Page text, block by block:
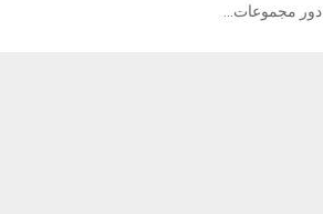
دور مجموعات...